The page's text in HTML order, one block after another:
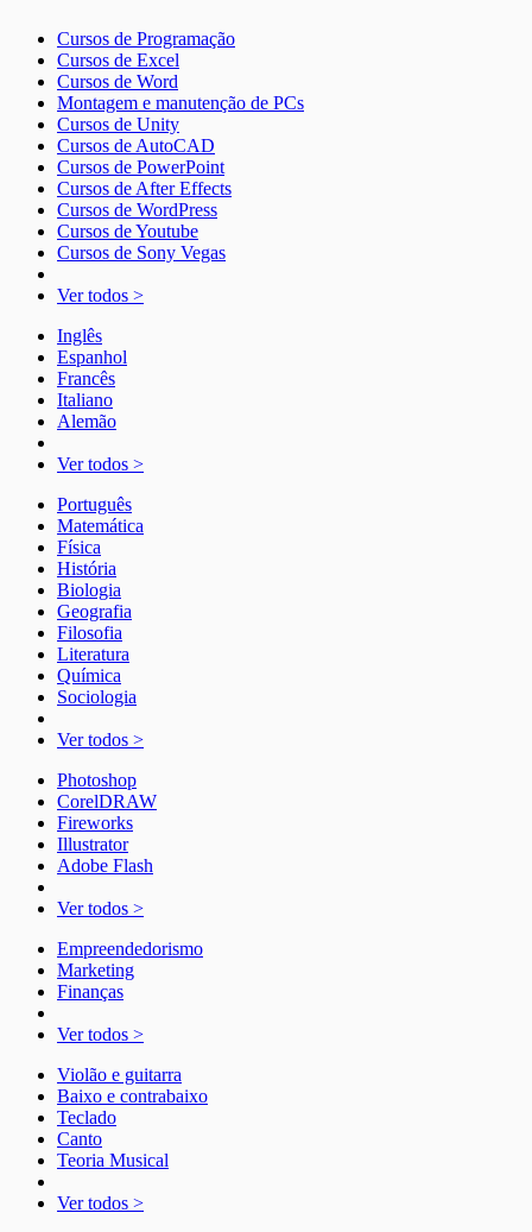
Cursos de Programação
Cursos de Excel
Cursos de Word
Montagem e manutenção de PCs
Cursos de Unity
Cursos de AutoCAD
Cursos de PowerPoint
Cursos de After Effects
Cursos de WordPress
Cursos de Youtube
Cursos de Sony Vegas
Ver todos >
Inglês
Espanhol
Francês
Italiano
Alemão
Ver todos >
Português
Matemática
Física
História
Biologia
Geografia
Filosofia
Literatura
Química
Sociologia
Ver todos >
Photoshop
CorelDRAW
Fireworks
Illustrator
Adobe Flash
Ver todos >
Empreendedorismo
Marketing
Finanças
Ver todos >
Violão e guitarra
Baixo e contrabaixo
Teclado
Canto
Teoria Musical
Ver todos >